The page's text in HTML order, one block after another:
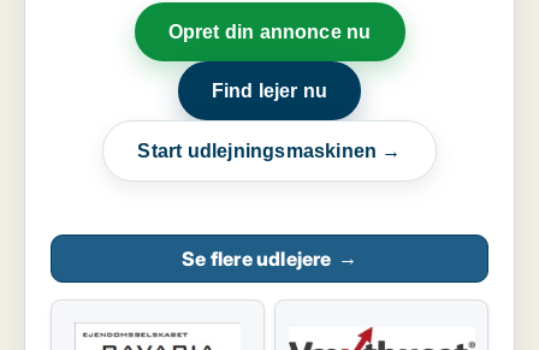
Opret din annonce nu
Find lejer nu
Start udlejningsmaskinen →
Se flere udlejere →